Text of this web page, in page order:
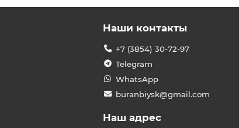
Наши контакты
+7 (3854) 30-72-97
Telegram
WhatsApp
buranbiysk@gmail.com
Наш адрес